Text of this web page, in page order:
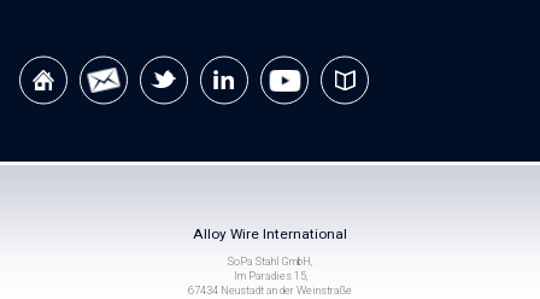
Alloy Wire International
SoPa Stahl GmbH,
Im Paradies 15,
67434 Neustadt an der Weinstraße